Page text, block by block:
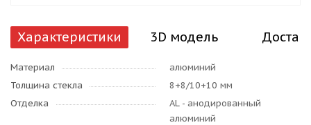
Характеристики 3D модель
Материал
алюминий
Толщина стекла
8+8/10+10 мм
Отделка
AL - анодированный
алюминий